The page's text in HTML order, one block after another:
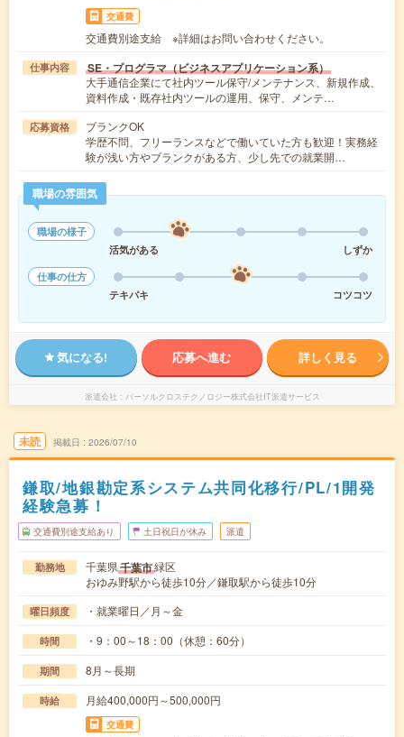
交通費
交通費別途支給 ※詳細はお問い合わせください。
仕事内容 SE・プログラマ（ビジネスアプリケーション系）
大手通信企業にて社内ツール保守/メンテナンス、新規作成、
資料作成・既存社内ツールの運用、保守、メンテ…
応募資格
ブランクOK
学歴不問、フリーランスなどで働いていた方も歓迎！実務経
験が浅い方やブランクがある方、少し先での就業開…
職場の雰囲気
職場の様子
活気がある
しずか
仕事の仕方
テキパキ
コツコツ
気になる! 応募へ進む 詳しく見る
派遣会社 パーソルクロステクノロジー株式会社IT派遣サービス
未読 掲載日 2026/07/10
鎌取/地銀勘定系システム共同化移行/PL/1開発
経験急募！
交通費別途支給あり 土日祝日が休み 派遣
勤務地 千葉県千葉市緑区
おゆみ野駅から徒歩10分／鎌取駅から徒歩10分
曜日頻度 ・就業曜日／月～金
時間 ・9：00～18：00（休憩：60分）
期間 8月～長期
時給 月給400,000円～500,000円
交通費